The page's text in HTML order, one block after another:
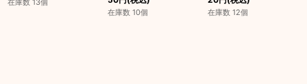
在庫数 13個
在庫数 10個 在庫数 12個